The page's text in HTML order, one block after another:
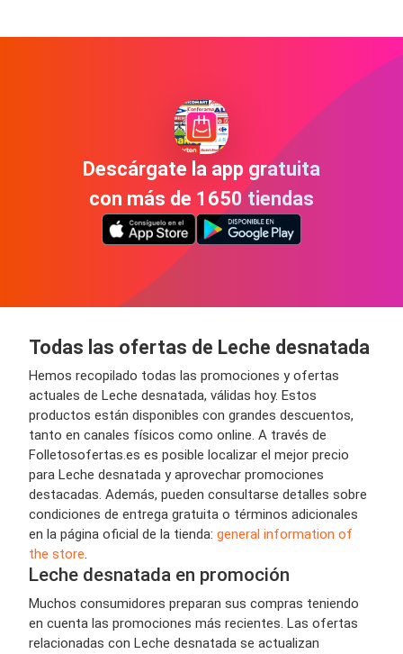
Descárgate la app gratuita
con más de 1650 tiendas
Todas las ofertas de Leche desnatada
Hemos recopilado todas las promociones y ofertas
actuales de Leche desnatada, válidas hoy. Estos
productos están disponibles con grandes descuentos,
tanto en canales físicos como online. A través de
Folletosofertas.es es posible localizar el mejor precio
para Leche desnatada y aprovechar promociones
destacadas. Además, pueden consultarse detalles sobre
condiciones de entrega gratuita o términos adicionales
en la página oficial de la tienda: general information of
the store.
Leche desnatada en promoción
Muchos consumidores preparan sus compras teniendo
en cuenta las promociones más recientes. Las ofertas
relacionadas con Leche desnatada se actualizan